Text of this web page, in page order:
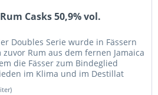
Casks 50,9% vol.
Doubles Serie wurde in Fässern
Rum aus dem fernen Jamaica
die Fässer zum Bindeglied
im Klima und im Destillat